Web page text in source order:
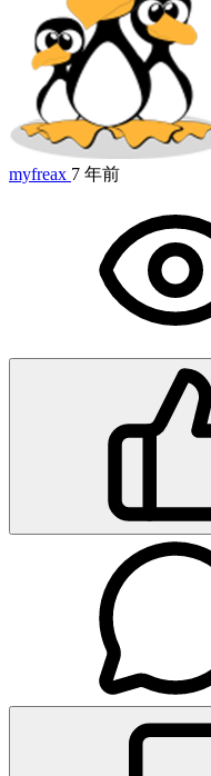
myfreax 7 年前